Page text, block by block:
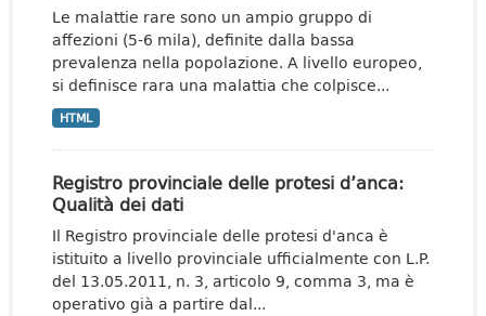
Le malattie rare sono un ampio gruppo di
affezioni (5-6 mila), definite dalla bassa
prevalenza nella popolazione. A livello europeo,
si definisce rara una malattia che colpisce...
HTML
Registro provinciale delle protesi d’anca:
Qualità dei dati
Il Registro provinciale delle protesi d'anca è
istituito a livello provinciale ufficialmente con L.P.
del 13.05.2011, n. 3, articolo 9, comma 3, ma è
operativo già a partire dal...